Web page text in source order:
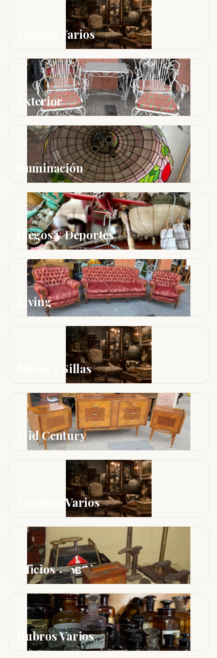
Espejos Varios
Exterior
Iluminación
Juegos y Deportes
Living
Mesas y Sillas
Mid Century
Muebles Varios
Oficios
Rubros Varios